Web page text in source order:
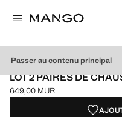
Passer au contenu principal
NEW NOW
LOT 2 PAIRES DE
Prix actuel [649,00 MUR ]
649,00 MUR
Choisissez une couleur
Couleur Jaune sélectionnée
Couleur Bordeaux
Couleur Rose clair